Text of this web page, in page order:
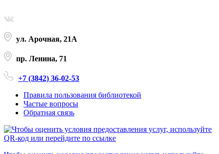
ул. Арочная, 21А
пр. Ленина, 71
+7 (3842) 36-02-53
Правила пользования библиотекой
Частые вопросы
Обратная связь